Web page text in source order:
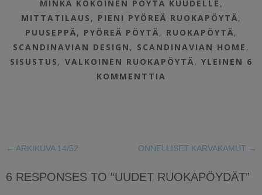
MINKÄ KOKOINEN PÖYTÄ KUUDELLE ,
MITTATILAUS , PIENI PYÖREÄ RUOKAPÖYTÄ,
PUUSEPPÄ, PYÖREÄ PÖYTÄ, RUOKAPÖYTÄ,
SCANDINAVIAN DESIGN , SCANDINAVIAN HOME ,
SISUSTUS ,VALKOINEN RUOKAPÖYTÄ,YLEINEN 6
KOMMENTTIA
← ARKIKUVA 14/52 ONNELLISET KARVAKAMUT →
6 RESPONSES TO “UUDET RUOKAPÖYDÄT”